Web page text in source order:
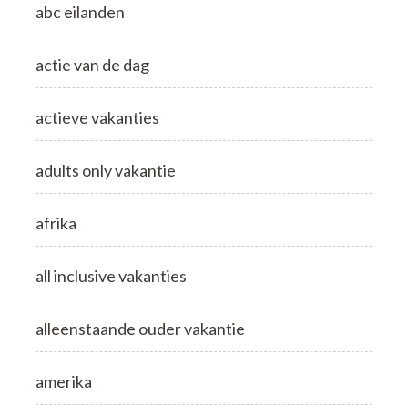
abc eilanden
actie van de dag
actieve vakanties
adults only vakantie
afrika
all inclusive vakanties
alleenstaande ouder vakantie
amerika